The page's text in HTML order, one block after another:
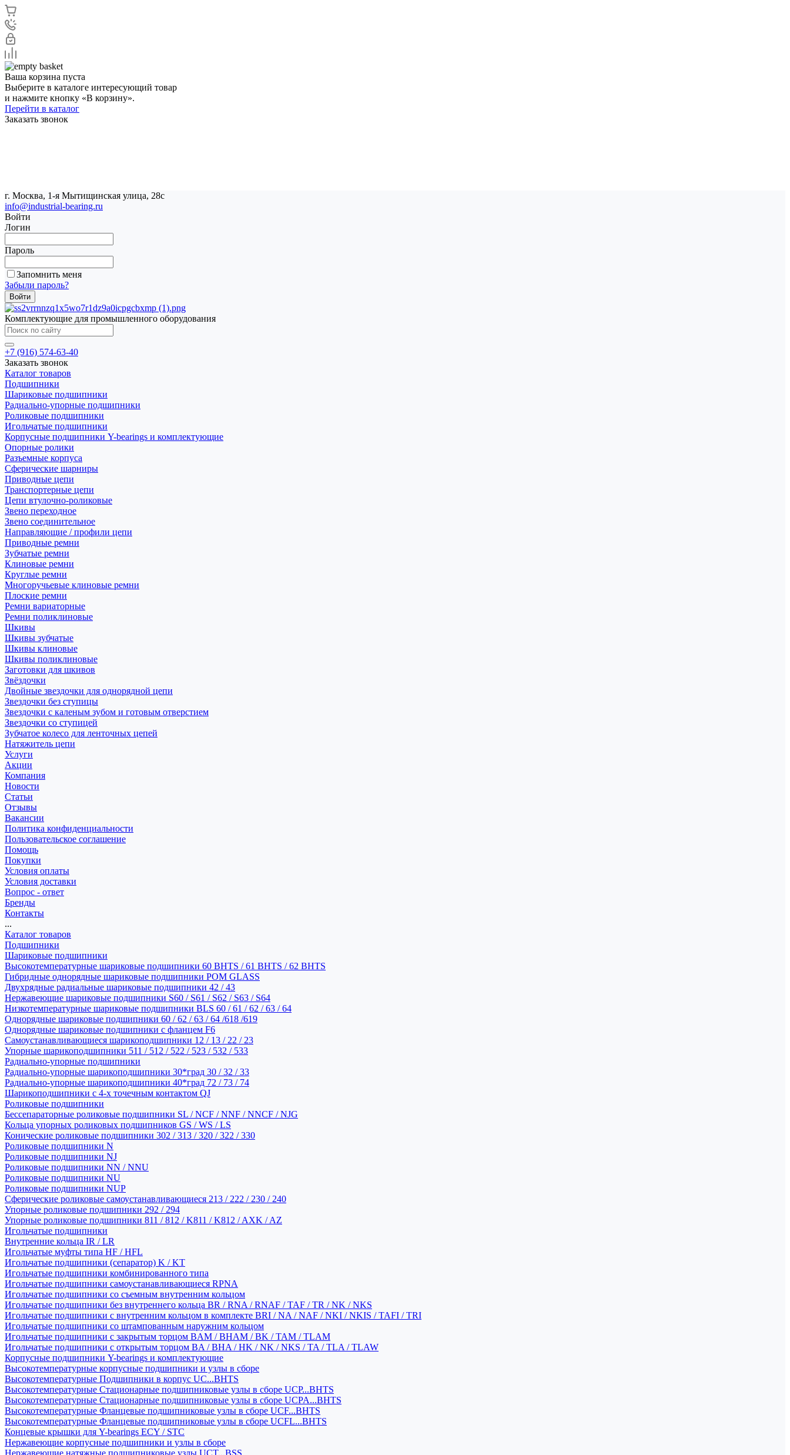
Ваша корзина пуста
Выберите в каталоге интересующий товар
и нажмите кнопку «В корзину».
Перейти в каталог
Заказать звонок
г. Москва, 1-я Мытищинская улица, 28с
info@industrial-bearing.ru
Войти
Логин
Пароль
Запомнить меня
Забыли пароль?
Комплектующие для промышленного оборудования
+7 (916) 574-63-40
Заказать звонок
Каталог товаров
Подшипники
Шариковые подшипники
Радиально-упорные подшипники
Роликовые подшипники
Игольчатые подшипники
Корпусные подшипники Y-bearings и комплектующие
Опорные ролики
Разъемные корпуса
Сферические шарниры
Приводные цепи
Транспортерные цепи
Цепи втулочно-роликовые
Звено переходное
Звено соединительное
Направляющие / профили цепи
Приводные ремни
Зубчатые ремни
Клиновые ремни
Круглые ремни
Многоручьевые клиновые ремни
Плоские ремни
Ремни вариаторные
Ремни поликлиновые
Шкивы
Шкивы зубчатые
Шкивы клиновые
Шкивы поликлиновые
Заготовки для шкивов
Звёздочки
Двойные звездочки для однорядной цепи
Звездочки без ступицы
Звездочки с каленым зубом и готовым отверстием
Звездочки со ступицей
Зубчатое колесо для ленточных цепей
Натяжитель цепи
Услуги
Акции
Компания
Новости
Статьи
Отзывы
Вакансии
Политика конфиденциальности
Пользовательское соглашение
Помощь
Покупки
Условия оплаты
Условия доставки
Вопрос - ответ
Бренды
Контакты
...
Каталог товаров
Подшипники
Шариковые подшипники
Высокотемпературные шариковые подшипники 60 BHTS / 61 BHTS / 62 BHTS
Гибридные однорядные шариковые подшипники POM GLASS
Двухрядные радиальные шариковые подшипники 42 / 43
Нержавеющие шариковые подшипники S60 / S61 / S62 / S63 / S64
Низкотемпературные шариковые подшипники BLS 60 / 61 / 62 / 63 / 64
Однорядные шариковые подшипники 60 / 62 / 63 / 64 /618 /619
Однорядные шариковые подшипники с фланцем F6
Самоустанавливающиеся шарикоподшипники 12 / 13 / 22 / 23
Упорные шарикоподшипники 511 / 512 / 522 / 523 / 532 / 533
Радиально-упорные подшипники
Радиально-упорные шарикоподшипники 30*град 30 / 32 / 33
Радиально-упорные шарикоподшипники 40*град 72 / 73 / 74
Шарикоподшипники с 4-х точечным контактом QJ
Роликовые подшипники
Бессепараторные роликовые подшипники SL / NCF / NNF / NNCF / NJG
Кольца упорных роликовых подшипников GS / WS / LS
Конические роликовые подшипники 302 / 313 / 320 / 322 / 330
Роликовые подшипники N
Роликовые подшипники NJ
Роликовые подшипники NN / NNU
Роликовые подшипники NU
Роликовые подшипники NUP
Сферические роликовые самоустанавливающиеся 213 / 222 / 230 / 240
Упорные роликовые подшипники 292 / 294
Упорные роликовые подшипники 811 / 812 / K811 / K812 / AXK / AZ
Игольчатые подшипники
Внутренние кольца IR / LR
Игольчатые муфты типа HF / HFL
Игольчатые подшипники (сепаратор) K / KT
Игольчатые подшипники комбинированного типа
Игольчатые подшипники самоустанавливающиеся RPNA
Игольчатые подшипники со съемным внутренним кольцом
Игольчатые подшипники без внутреннего кольца BR / RNA / RNAF / TAF / TR / NK / NKS
Игольчатые подшипники с внутренним кольцом в комплекте BRI / NA / NAF / NKI / NKIS / TAFI / TRI
Игольчатые подшипники со штампованным наружним кольцом
Игольчатые подшипники с закрытым торцом BAM / BHAM / BK / TAM / TLAM
Игольчатые подшипники с открытым торцом BA / BHA / HK / NK / NKS / TA / TLA / TLAW
Корпусные подшипники Y-bearings и комплектующие
Высокотемпературные корпусные подшипники и узлы в сборе
Высокотемпературные Подшипники в корпус UC...BHTS
Высокотемпературные Стационарные подшипниковые узлы в сборе UCP...BHTS
Высокотемпературные Стационарные подшипниковые узлы в сборе UCPA...BHTS
Высокотемпературные Фланцевые подшипниковые узлы в сборе UCF...BHTS
Высокотемпературные Фланцевые подшипниковые узлы в сборе UCFL...BHTS
Концевые крышки для Y-bearings ECY / STC
Нержавеющие корпусные подшипники и узлы в сборе
Нержавеющие натяжные подшипниковые узлы UCT...BSS